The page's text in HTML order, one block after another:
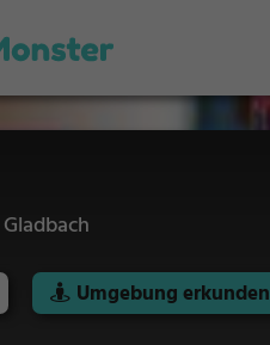
Umgebung erkunden